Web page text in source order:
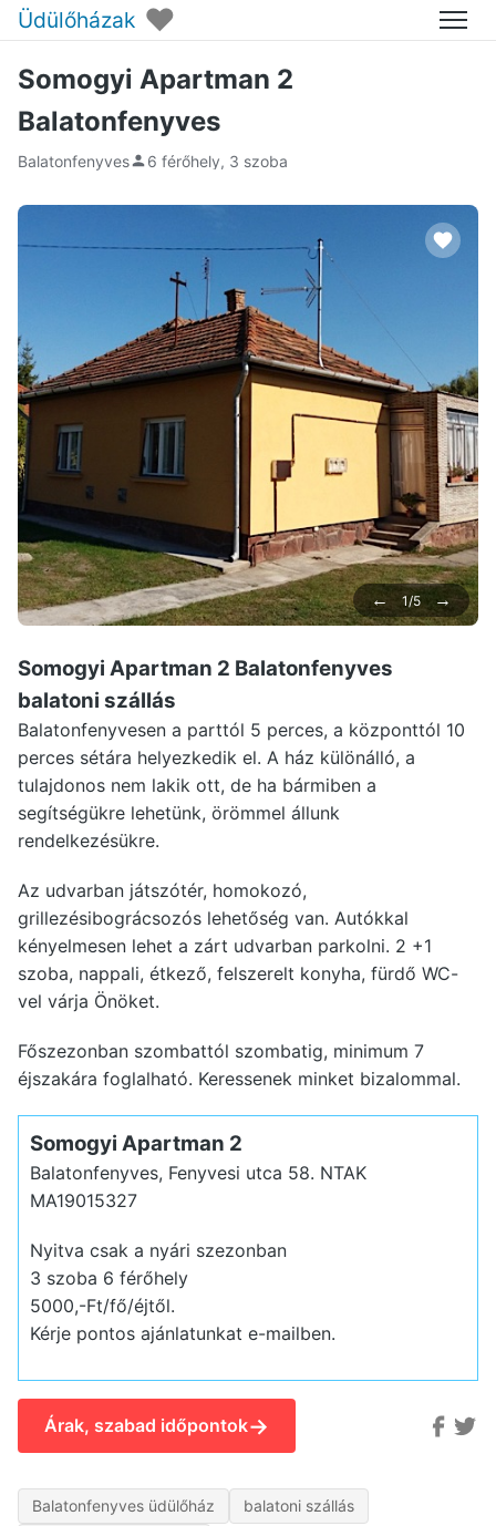
Üdülőházak ♥ Menü
Somogyi Apartman 2
Balatonfenyves
Balatonfenyves 6 férőhely, 3 szoba
← 1/5 →
Somogyi Apartman 2 Balatonfenyves
balatoni szállás
Balatonfenyvesen a parttól 5 perces, a központtól 10
perces sétára helyezkedik el. A ház különálló, a
tulajdonos nem lakik ott, de ha bármiben a
segítségükre lehetünk, örömmel állunk
rendelkezésükre.
Az udvarban játszótér, homokozó,
grillezésibográcsozós lehetőség van. Autókkal
kényelmesen lehet a zárt udvarban parkolni. 2 +1
szoba, nappali, étkező, felszerelt konyha, fürdő WC-
vel várja Önöket.
Főszezonban szombattól szombatig, minimum 7
éjszakára foglalható. Keressenek minket bizalommal.
Somogyi Apartman 2
Balatonfenyves, Fenyvesi utca 58. NTAK
MA19015327
Nyitva csak a nyári szezonban
3 szoba 6 férőhely
5000,-Ft/fő/éjtől.
Kérje pontos ajánlatunkat e-mailben.
Árak, szabad időpontok→
Balatonfenyves üdülőház
balatoni szállás